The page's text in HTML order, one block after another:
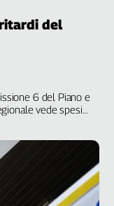
del
6 del Piano e
vede spesi